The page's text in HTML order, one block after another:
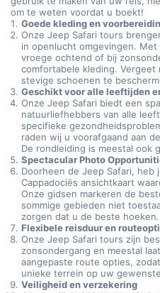
om te weten voordat u boekt!
Goede kleding en
Onze Jeep Safari tours
in openlucht omgevingen.
vroege ochtend of bij
comfortabele kleding.
stevige schoenen te
Geschikt voor alle leeftijden
Onze Jeep Safari biedt een
natuurliefhebbers van alle
specifieke
raden wij u voorafgaand aan
De rondleiding is meestal ook
Spectacular Photo
Doorheen de Jeep Safari, heb
Cappadociës ansichtkaart
Onze gidsen markeren de
sommige gebieden niet
zorgen dat u de beste hoeken.
Flexibele reisduur en
Onze Jeep Safari tours zijn
zonsondergang en meestal
aangepaste route opties,
unieke terrein op uw
Veiligheid en verzekering